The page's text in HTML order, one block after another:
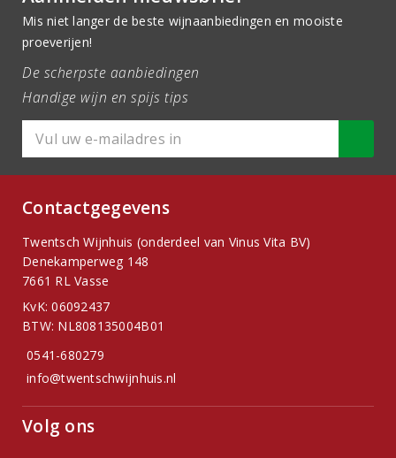
Mis niet langer de beste wijnaanbiedingen en mooiste
proeverijen!
De scherpste aanbiedingen
Handige wijn en spijs tips
Contactgegevens
Twentsch Wijnhuis (onderdeel van Vinus Vita BV)
Denekamperweg 148
7661 RL Vasse
KvK: 06092437
BTW: NL808135004B01
0541-680279
info@twentschwijnhuis.nl
Volg ons